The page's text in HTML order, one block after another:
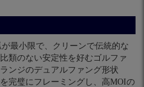
最小限で、クリーンで伝統的な
類のない安定性を好むゴルファ
ンジのデュアルファング形状
完璧にフレーミングし、高MOIの